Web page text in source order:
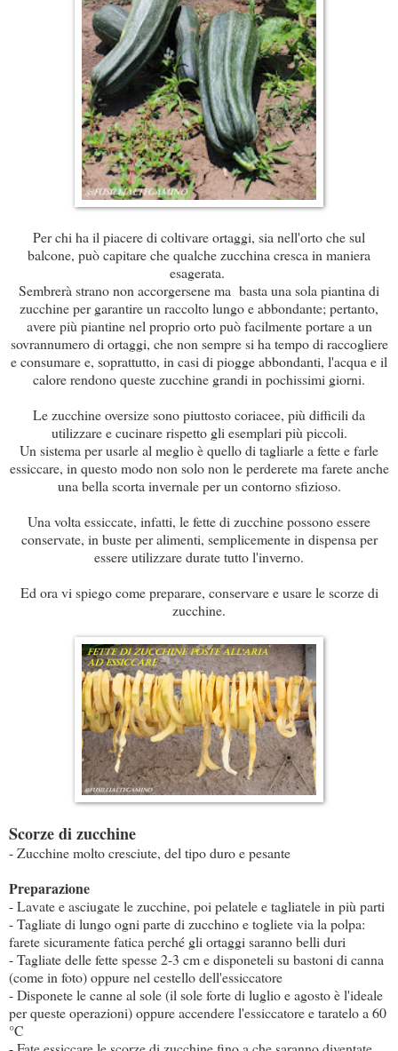
Per chi ha il piacere di coltivare ortaggi, sia nell'orto che sul
balcone, può capitare che qualche zucchina cresca in maniera
esagerata.
Sembrerà strano non accorgersene ma basta una sola piantina di
zucchine per garantire un raccolto lungo e abbondante; pertanto,
avere più piantine nel proprio orto può facilmente portare a un
sovrannumero di ortaggi, che non sempre si ha tempo di raccogliere
e consumare e, soprattutto, in casi di piogge abbondanti, l'acqua e il
calore rendono queste zucchine grandi in pochissimi giorni.
Le zucchine oversize sono piuttosto coriacee, più difficili da
utilizzare e cucinare rispetto gli esemplari più piccoli.
Un sistema per usarle al meglio è quello di tagliarle a fette e farle
essiccare, in questo modo non solo non le perderete ma farete anche
una bella scorta invernale per un contorno sfizioso.
Una volta essiccate, infatti, le fette di zucchine possono essere
conservate, in buste per alimenti, semplicemente in dispensa per
essere utilizzare durate tutto l'inverno.
Ed ora vi spiego come preparare, conservare e usare le scorze di
zucchine.
Scorze di zucchine
- Zucchine molto cresciute, del tipo duro e pesante
Preparazione
- Lavate e asciugate le zucchine, poi pelatele e tagliatele in più parti
- Tagliate di lungo ogni parte di zucchino e togliete via la polpa:
farete sicuramente fatica perché gli ortaggi saranno belli duri
- Tagliate delle fette spesse 2-3 cm e disponeteli su bastoni di canna
(come in foto) oppure nel cestello dell'essiccatore
- Disponete le canne al sole (il sole forte di luglio e agosto è l'ideale
per queste operazioni) oppure accendere l'essiccatore e taratelo a 60
°C